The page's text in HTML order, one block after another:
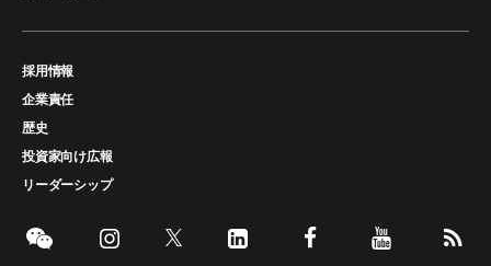
採用情報
企業責任
歴史
投資家向け広報
リーダーシップ